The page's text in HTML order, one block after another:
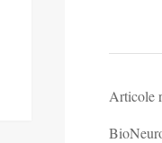
Articole